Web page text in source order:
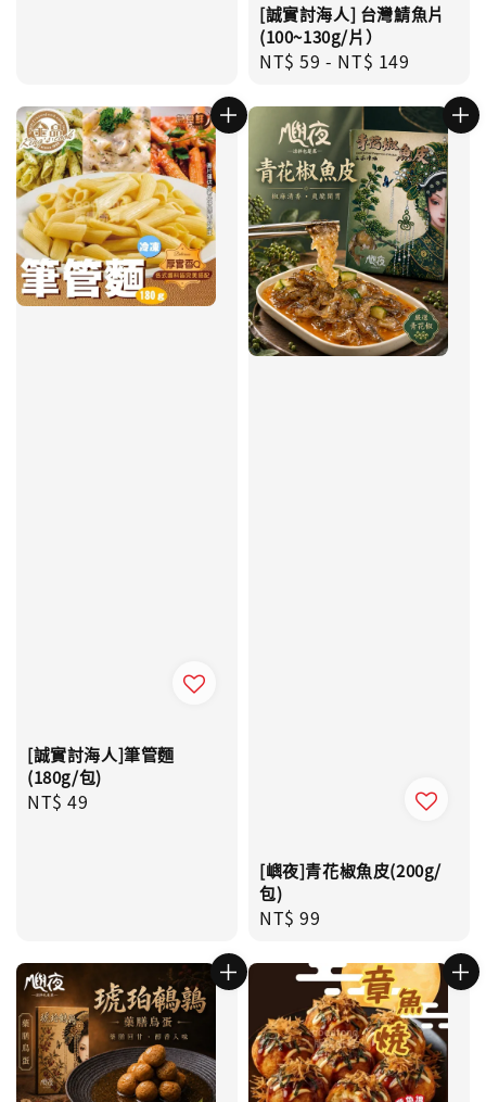
[誠實討海人] 台灣鯖魚片
(100~130g/片）
Regular
NT$ 59 - NT$ 149
[誠實討海人]筆管麵
(180g/包)
Regular
NT$ 49
[嶼夜]青花椒魚皮(200g/
包)
Regular
NT$ 99